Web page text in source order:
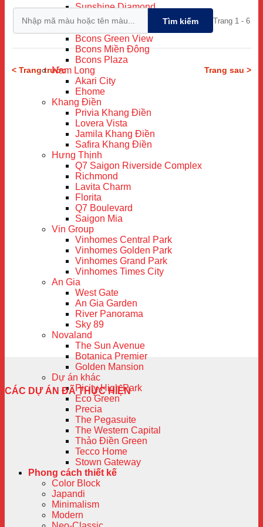
Sunshine Diamond
Bcons
Bcons Garden
Bcons Green View
Bcons Miền Đông
Bcons Plaza
Nam Long
Akari City
Ehome
Khang Điền
Privia Khang Điền
Lovera Vista
Jamila Khang Điền
Safira Khang Điền
Hưng Thịnh
Q7 Saigon Riverside Complex
Richmond
Lavita Charm
Florita
Q7 Boulevard
Saigon Mia
Vin Group
Vinhomes Central Park
Vinhomes Golden Park
Vinhomes Grand Park
Vinhomes Times City
An Gia
West Gate
An Gia Garden
River Panorama
Sky 89
Novaland
The Sun Avenue
Botanica Premier
Golden Mansion
Dự án khác
Picity High Park
Eco Green
Precia
The Pegasuite
The Western Capital
Thảo Điền Green
Tecco Home
Stown Gateway
Phong cách thiết kế
Color Block
Japandi
Minimalism
Modern
Tìm kiếm Trang 1 - 6
< Trang trước Trang sau >
CÁC DỰ ÁN ĐÃ THỰC HIỆN